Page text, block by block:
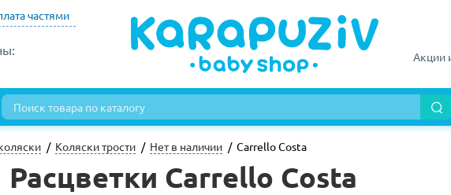
частями
Акции
Коляски трости Нет в наличии Carrello Costa
Расцветки Carrello Costa